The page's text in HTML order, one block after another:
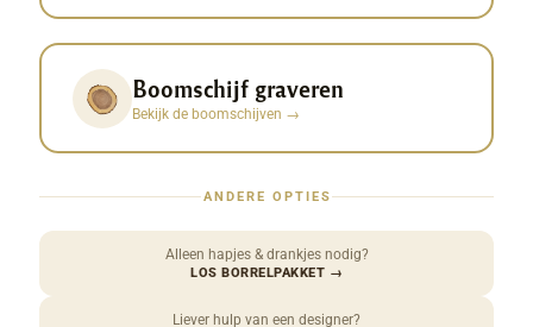
Boomschijf graveren
Bekijk de boomschijven →
ANDERE OPTIES
Alleen hapjes & drankjes nodig?
LOS BORRELPAKKET →
Liever hulp van een designer?